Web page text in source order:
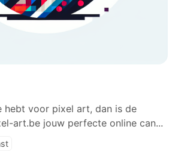
hebt voor pixel art, dan is de
art.be jouw perfecte online can...